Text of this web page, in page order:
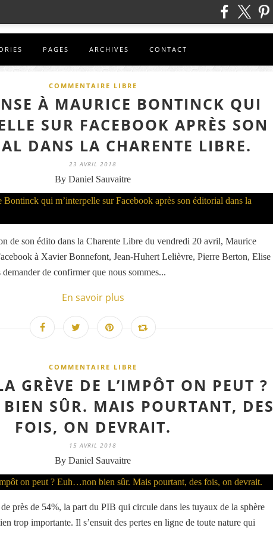
PAGES ARCHIVES CONTACT
COMMENTAIRE LIBRE
À MAURICE BONTINCK QUI
SUR FACEBOOK APRÈS SON
DANS LA CHARENTE LIBRE.
23 AVRIL 2018
By Daniel Sauvaitre
de son édito dans la Charente Libre du vendredi 20 avril, Maurice
à Xavier Bonnefont, Jean-Huhert Lelièvre, Pierre Berton, Elise
de confirmer que nous sommes...
En savoir plus
COMMENTAIRE LIBRE
GRÈVE DE L’IMPÔT ON PEUT ?
SÛR. MAIS POURTANT, DES
FOIS, ON DEVRAIT.
15 AVRIL 2018
By Daniel Sauvaitre
près de 54%, la part du PIB qui circule dans les tuyaux de la sphère
trop importante. Il s’ensuit des pertes en ligne de toute nature qui